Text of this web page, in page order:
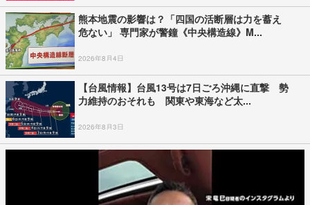
熊本地震の影響は？「四国の活断層は力を蓄え
危ない」 専門家が警鐘《中央構造線》M...
2026年8月4日
【台風情報】台風13号は7日ごろ沖縄に直撃 勢
力維持のおそれも 関東や東海など太...
2026年8月3日